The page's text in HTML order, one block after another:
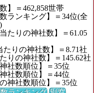
】＝462,858世帯
ランキング】＝34位(全
たりの神社数】＝61.05
たりの神社数】＝8.71社
りの神社数】＝145.62社
社数順位】＝35位
社数順位】＝44位
神社数順位】＝35位